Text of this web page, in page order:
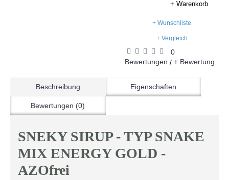
+ Warenkorb
+ Wunschliste
+ Vergleich
0
Bewertungen / + Bewertung
Beschreibung Eigenschaften
Bewertungen (0)
SNEKY SIRUP - TYP SNAKE
MIX ENERGY GOLD -
AZOfrei